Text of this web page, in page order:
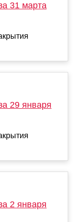
31 марта
29 января
2 января